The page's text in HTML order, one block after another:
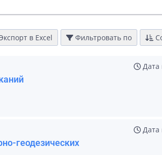
в Excel Фильтровать по
Дата
Дата
геодезических